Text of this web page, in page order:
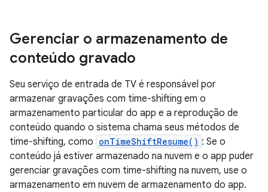
Gerenciar o armazenamento de
conteúdo gravado
Seu serviço de entrada de TV é responsável por
armazenar gravações com time-shifting em o
armazenamento particular do app e a reprodução de
conteúdo quando o sistema chama seus métodos de
time-shifting, como onTimeShiftResume() : Se o
conteúdo já estiver armazenado na nuvem e o app puder
gerenciar gravações com time-shifting na nuvem, use o
armazenamento em nuvem de armazenamento do app.